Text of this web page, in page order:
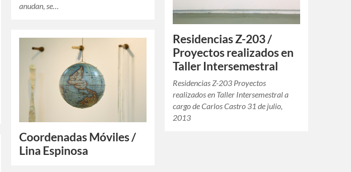
anudan, se…
Residencias Z-203 /
Proyectos realizados en
Taller Intersemestral
Residencias Z-203 Proyectos
realizados en Taller Intersemestral a
cargo de Carlos Castro 31 de julio,
2013
Coordenadas Móviles /
Lina Espinosa